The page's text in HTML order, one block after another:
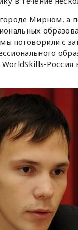
Мирном, а
поговорили с
Россия